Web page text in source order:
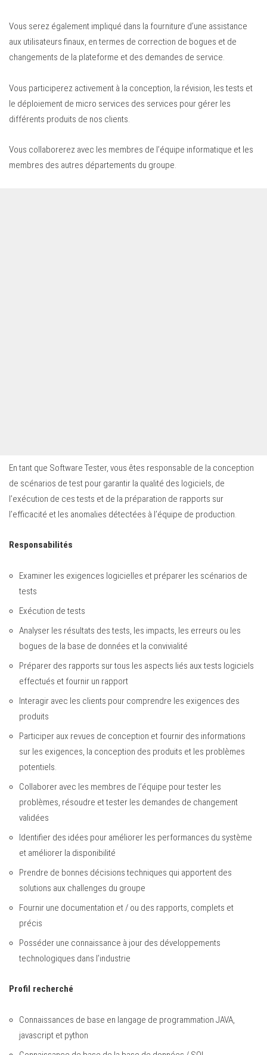
Vous serez également impliqué dans la fourniture d’une assistance
aux utilisateurs finaux, en termes de correction de bogues et de
changements de la plateforme et des demandes de service.
Vous participerez activement à la conception, la révision, les tests et
le déploiement de micro services des services pour gérer les
différents produits de nos clients.
Vous collaborerez avec les membres de l’équipe informatique et les
membres des autres départements du groupe.
En tant que Software Tester, vous êtes responsable de la conception
de scénarios de test pour garantir la qualité des logiciels, de
l’exécution de ces tests et de la préparation de rapports sur
l’efficacité et les anomalies détectées à l’équipe de production.
Responsabilités
Examiner les exigences logicielles et préparer les scénarios de
tests
Exécution de tests
Analyser les résultats des tests, les impacts, les erreurs ou les
bogues de la base de données et la convivialité
Préparer des rapports sur tous les aspects liés aux tests logiciels
effectués et fournir un rapport
Interagir avec les clients pour comprendre les exigences des
produits
Participer aux revues de conception et fournir des informations
sur les exigences, la conception des produits et les problèmes
potentiels.
Collaborer avec les membres de l’équipe pour tester les
problèmes, résoudre et tester les demandes de changement
validées
Identifier des idées pour améliorer les performances du système
et améliorer la disponibilité
Prendre de bonnes décisions techniques qui apportent des
solutions aux challenges du groupe
Fournir une documentation et / ou des rapports, complets et
précis
Posséder une connaissance à jour des développements
technologiques dans l’industrie
Profil recherché
Connaissances de base en langage de programmation JAVA,
javascript et python